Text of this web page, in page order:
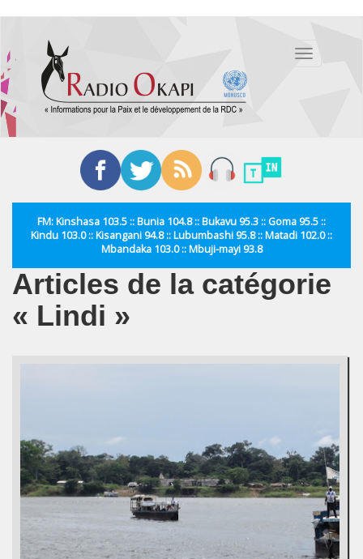
contenu
principal
Toggle
FM: Kinshasa 103.5 :: Bunia 104.8 :: Bukavu 95.3 :: Goma 95.5 ::
Kindu 103.0 :: Kisangani 94.8 :: Lubumbashi 95.8 :: Matadi 102.0 ::
Mbandaka 103.0 :: Mbuji-mayi 93.8
Articles de la catégorie
« Lindi »